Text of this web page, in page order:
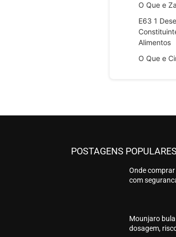
O Que e
E63 1
Alimentos
O Que e
POSTAGENS POPULARES
Onde
com
Mounjaro
dosagem,